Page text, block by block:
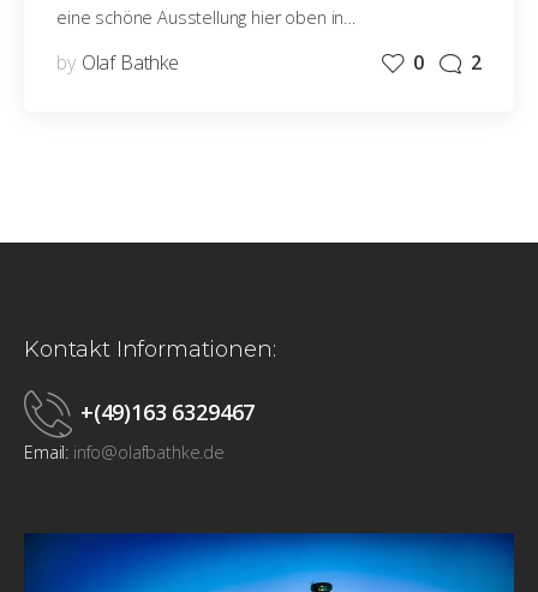
eine schöne Ausstellung hier oben in…
by Olaf Bathke 0 2
Kontakt Informationen:
+(49)163 6329467
Email: info@olafbathke.de